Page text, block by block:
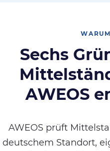
Sechs
AWEOS
AWEOS prüft
deutschem Standort,